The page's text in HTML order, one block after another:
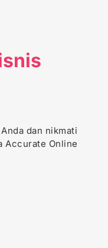
dan nikmati
Accurate Online